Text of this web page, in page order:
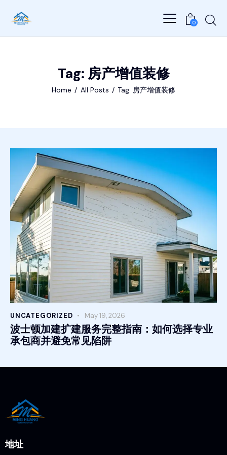
0
Tag: 房产增值装修
Home All Posts Tag: 房产增值装修
UNCATEGORIZED May 19, 2026
波士顿加建扩建服务完整指南：如何选择专业
承包商并避免常见陷阱
地址